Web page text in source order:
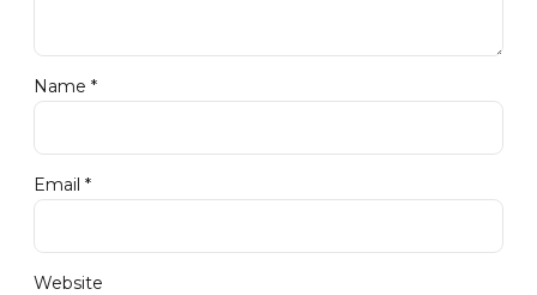
Name *
Email *
Website